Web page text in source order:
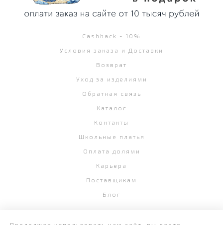
Cashback - 10%
Условия заказа и Доставки
Возврат
Уход за изделиями
Обратная связь
Каталог
Контакты
Школьные платья
Оплата долями
Карьера
Поставщикам
Блог